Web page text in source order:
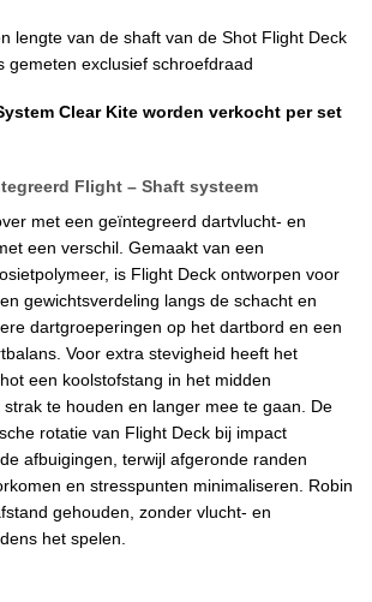
lengte van de shaft van de Shot Flight Deck
gemeten exclusief schroefdraad
Clear Kite worden verkocht per set
Flight – Shaft systeem
met een geïntegreerd dartvlucht- en
een verschil. Gemaakt van een
is Flight Deck ontworpen voor
gewichtsverdeling langs de schacht en
dartgroeperingen op het dartbord en een
Voor extra stevigheid heeft het
een koolstofstang in het midden
te houden en langer mee te gaan. De
rotatie van Flight Deck bij impact
afbuigingen, terwijl afgeronde randen
en stresspunten minimaliseren. Robin
gehouden, zonder vlucht- en
het spelen.